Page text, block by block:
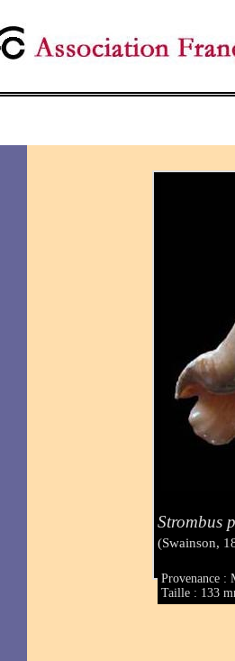
Strombus
(Swainson,
Provenance :
Taille : 133